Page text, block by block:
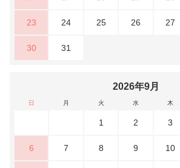
23 24 25 26 27
30 31
2026年9月
日 月 火 水 木
1 2 3
6 7 8 9 10